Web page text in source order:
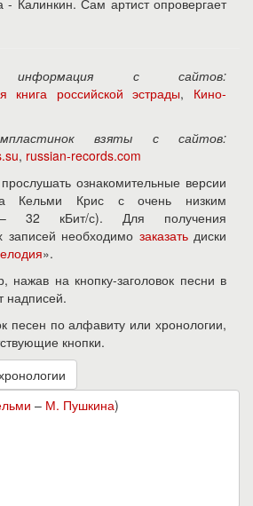
Калинкин. Сам артист опровергает
информация с сайтов:
книга российской эстрады, Кино-
взяты с сайтов:
, russian-records.com
ознакомительные версии
Кельми Крис с очень низким
32 кБит/с). Для получения
записей необходимо заказатьдиски
».
нажав на кнопку-заголовок песни в
надписей.
песен по алфавиту или хронологии,
кнопки.
– М. Пушкина)